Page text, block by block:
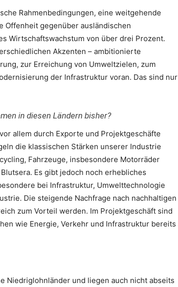
Rahmenbedingungen, eine weitgehende
Offenheit gegenüber ausländischen
Wirtschaftswachstum von über drei Prozent.
Akzenten – ambitionierte
zur Erreichung von Umweltzielen, zum
der Infrastruktur voran. Das sind nur
in diesen Ländern bisher?
allem durch Exporte und Projektgeschäfte
die klassischen Stärken unserer Industrie
Fahrzeuge, insbesondere Motorräder
Es gibt jedoch noch erhebliches
bei Infrastruktur, Umwelttechnologie
Die steigende Nachfrage nach nachhaltigen
zum Vorteil werden. Im Projektgeschäft sind
wie Energie, Verkehr und Infrastruktur bereits
Niedriglohnländer und liegen auch nicht abseits